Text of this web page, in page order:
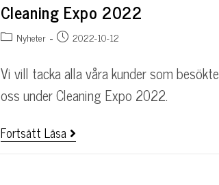
Cleaning Expo 2022
Nyheter 2022-10-12
Vi vill tacka alla våra kunder som besökte
oss under Cleaning Expo 2022.
Fortsätt Läsa